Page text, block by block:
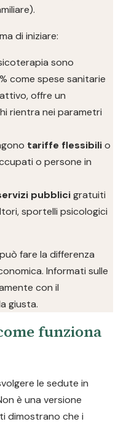
di iniziare:
sono
come spese sanitarie
offre un
rientra nei parametri
tariffe flessibilio
o persone in
pubblicigratuiti
sportelli psicologici
fare la differenza
Informati sulle
con il
giusta.
funziona
le sedute in
è una versione
dimostrano che i